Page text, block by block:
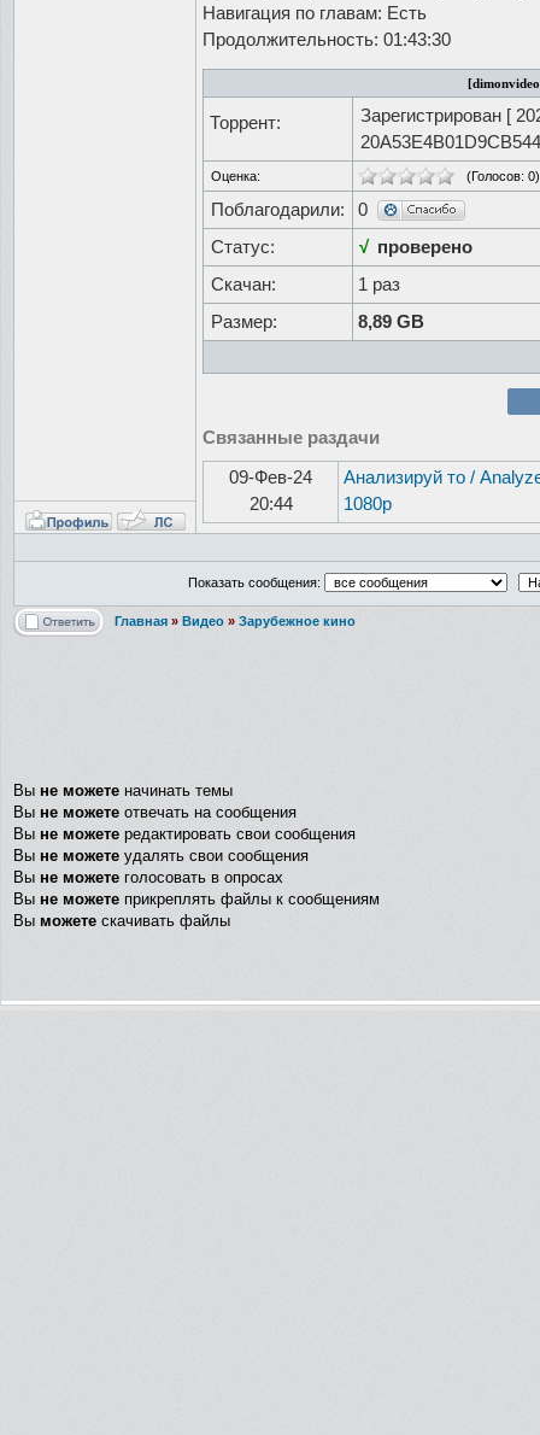
Навигация по главам: Есть
Продолжительность: 01:43:30
Торрент: Зарегистрирован [
Оценка: (Голосов: 0)
Поблагодарили:
0
Статус:
√ проверено
Скачан:
1 раз
Размер:
8,89 GB
Связанные раздачи
09-Фев-24
20:44
Анализируй то /
1080p
Показать сообщения:
Главная » Видео » Зарубежное кино
Вы не можете начинать темы
Вы не можете отвечать на сообщения
Вы не можете редактировать свои сообщения
Вы не можете удалять свои сообщения
Вы не можете голосовать в опросах
Вы не можете прикреплять файлы к сообщениям
Вы можете скачивать файлы